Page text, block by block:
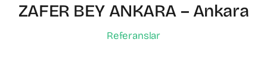
ZAFER BEY ANKARA – Ankara
Referanslar